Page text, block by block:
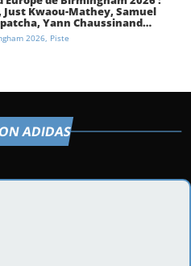
Just Kwaou-Mathey, Samuel
Yann Chaussinand…
de France
2026, Piste
ADIDAS